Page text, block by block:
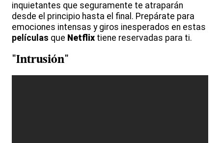
inquietantes que seguramente te atraparán
desde el principio hasta el final. Prepárate para
emociones intensas y giros inesperados en estas
películas que Netflix tiene reservadas para ti.
"Intrusión"